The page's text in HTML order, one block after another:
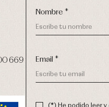
669 270-email:
Nombre *
Email *